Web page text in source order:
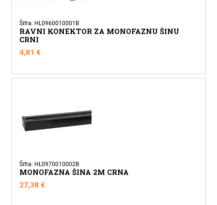
Šifra: HL0960010001B
RAVNI KONEKTOR ZA MONOFAZNU ŠINU
CRNI
4,81€
Šifra: HL0970010002B
MONOFAZNA ŠINA 2M CRNA
27,38€